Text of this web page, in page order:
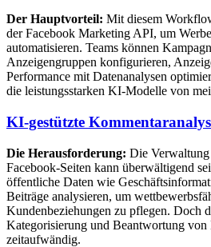
Der Hauptvorteil: Mit diesem
der Facebook Marketing API, um
automatisieren. Teams können
Anzeigengruppen konfigurieren,
Performance mit Datenanalysen
die leistungsstarken KI-Modelle von
KI-gestützte
Die Herausforderung: Die
Facebook-Seiten kann überwältigend
öffentliche Daten wie
Beiträge analysieren, um
Kundenbeziehungen zu pflegen. Doch
Kategorisierung und Beantwortung von
zeitaufwändig.